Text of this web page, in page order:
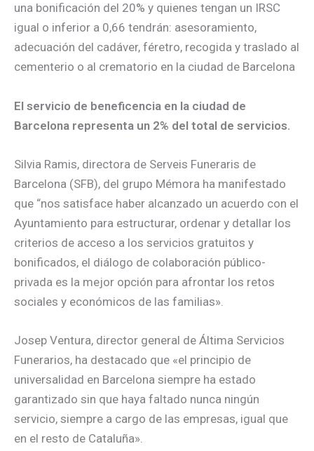
una bonificación del 20% y quienes tengan un IRSC
igual o inferior a 0,66 tendrán: asesoramiento,
adecuación del cadáver, féretro, recogida y traslado al
cementerio o al crematorio en la ciudad de Barcelona
El servicio de beneficencia en la ciudad de
Barcelona representa un 2% del total de servicios.
Silvia Ramis, directora de Serveis Funeraris de
Barcelona (SFB), del grupo Mémora ha manifestado
que “nos satisface haber alcanzado un acuerdo con el
Ayuntamiento para estructurar, ordenar y detallar los
criterios de acceso a los servicios gratuitos y
bonificados, el diálogo de colaboración público-
privada es la mejor opción para afrontar los retos
sociales y económicos de las familias».
Josep Ventura, director general de Áltima Servicios
Funerarios, ha destacado que «el principio de
universalidad en Barcelona siempre ha estado
garantizado sin que haya faltado nunca ningún
servicio, siempre a cargo de las empresas, igual que
en el resto de Cataluña».